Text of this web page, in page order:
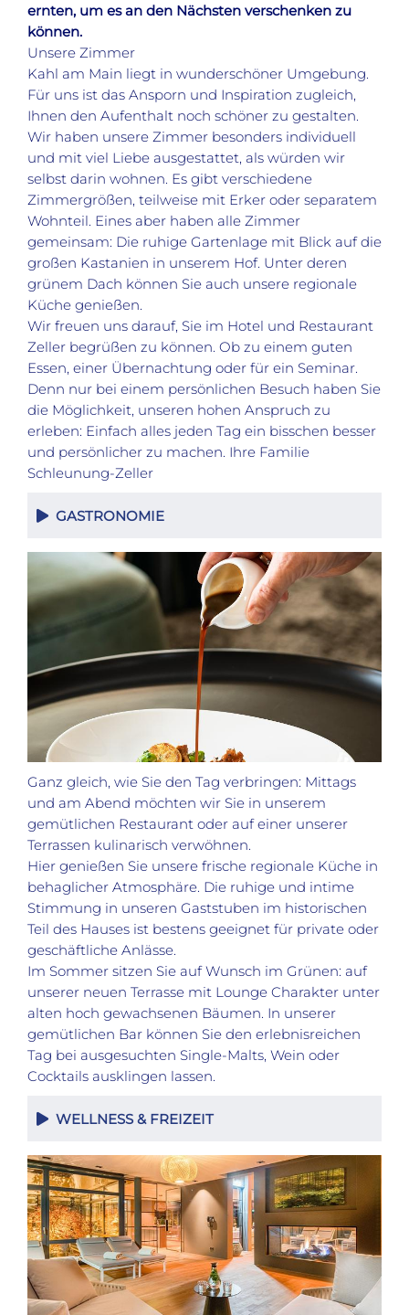
ernten, um es an den Nächsten verschenken zu
können.
Unsere Zimmer
Kahl am Main liegt in wunderschöner Umgebung.
Für uns ist das Ansporn und Inspiration zugleich,
Ihnen den Aufenthalt noch schöner zu gestalten.
Wir haben unsere Zimmer besonders individuell
und mit viel Liebe ausgestattet, als würden wir
selbst darin wohnen. Es gibt verschiedene
Zimmergrößen, teilweise mit Erker oder separatem
Wohnteil. Eines aber haben alle Zimmer
gemeinsam: Die ruhige Gartenlage mit Blick auf die
großen Kastanien in unserem Hof. Unter deren
grünem Dach können Sie auch unsere regionale
Küche genießen.
Wir freuen uns darauf, Sie im Hotel und Restaurant
Zeller begrüßen zu können. Ob zu einem guten
Essen, einer Übernachtung oder für ein Seminar.
Denn nur bei einem persönlichen Besuch haben Sie
die Möglichkeit, unseren hohen Anspruch zu
erleben: Einfach alles jeden Tag ein bisschen besser
und persönlicher zu machen. Ihre Familie
Schleunung-Zeller
GASTRONOMIE
Ganz gleich, wie Sie den Tag verbringen: Mittags
und am Abend möchten wir Sie in unserem
gemütlichen Restaurant oder auf einer unserer
Terrassen kulinarisch verwöhnen.
Hier genießen Sie unsere frische regionale Küche in
behaglicher Atmosphäre. Die ruhige und intime
Stimmung in unseren Gaststuben im historischen
Teil des Hauses ist bestens geeignet für private oder
geschäftliche Anlässe.
Im Sommer sitzen Sie auf Wunsch im Grünen: auf
unserer neuen Terrasse mit Lounge Charakter unter
alten hoch gewachsenen Bäumen. In unserer
gemütlichen Bar können Sie den erlebnisreichen
Tag bei ausgesuchten Single-Malts, Wein oder
Cocktails ausklingen lassen.
WELLNESS & FREIZEIT